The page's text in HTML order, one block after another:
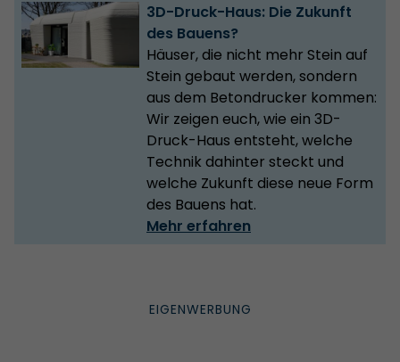
3D-Druck-Haus: Die Zukunft
des Bauens?
Häuser, die nicht mehr Stein auf
Stein gebaut werden, sondern
aus dem Betondrucker kommen:
Wir zeigen euch, wie ein 3D-
Druck-Haus entsteht, welche
Technik dahinter steckt und
welche Zukunft diese neue Form
des Bauens hat.
Mehr erfahren